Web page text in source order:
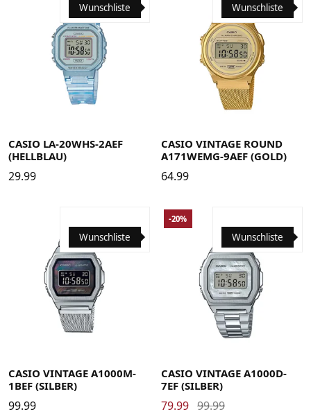
Wunschliste
CASIO LA-20WHS-2AEF
(HELLBLAU)
29.99
Wunschliste
CASIO VINTAGE ROUND
A171WEMG-9AEF (GOLD)
64.99
Wunschliste
CASIO VINTAGE A1000M-
1BEF (SILBER)
99.99
Wunschliste
-20%
CASIO VINTAGE A1000D-
7EF (SILBER)
79.99 99.99